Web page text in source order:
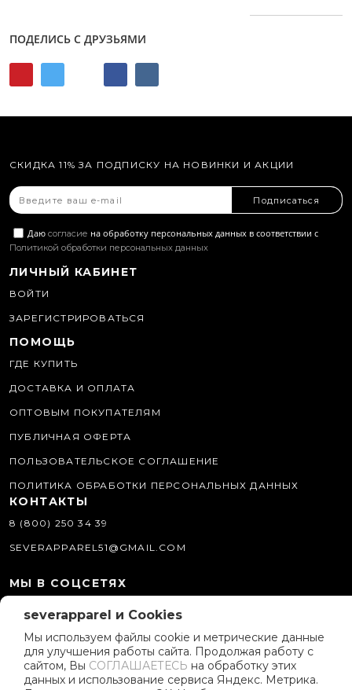
ПОДЕЛИСЬ С ДРУЗЬЯМИ
СКИДКА 11% ЗА ПОДПИСКУ НА НОВИНКИ И АКЦИИ
Подписаться
Даю согласие на обработку персональных данных в соответствии с
Политикой обработки персональных данных
ЛИЧНЫЙ КАБИНЕТ
ВОЙТИ
ЗАРЕГИСТРИРОВАТЬСЯ
ПОМОЩЬ
ГДЕ КУПИТЬ
ДОСТАВКА И ОПЛАТА
ОПТОВЫМ ПОКУПАТЕЛЯМ
ПУБЛИЧНАЯ ОФЕРТА
ПОЛЬЗОВАТЕЛЬСКОЕ СОГЛАШЕНИЕ
ПОЛИТИКА ОБРАБОТКИ ПЕРСОНАЛЬНЫХ ДАННЫХ
КОНТАКТЫ
8 (800) 250 34 39
SEVERAPPAREL51@GMAIL.COM
МЫ В СОЦСЕТЯХ
О КОМПАНИИ
ИСТОРИЯ БРЕНДА
ПОЛИТИКА КОМПАНИИ
РЕКЛАМНЫЕ МАТЕРИАЛЫ
severapparel и Cookies
Мы используем файлы cookie и метрические данные
для улучшения работы сайта. Продолжая работу с
сайтом, Вы СОГЛАШАЕТЕСЬ на обработку этих
данных и использование сервиса Яндекс. Метрика.